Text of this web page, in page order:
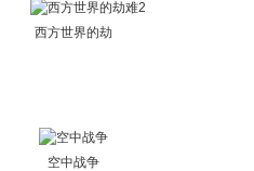
西方世界的劫
空中战争